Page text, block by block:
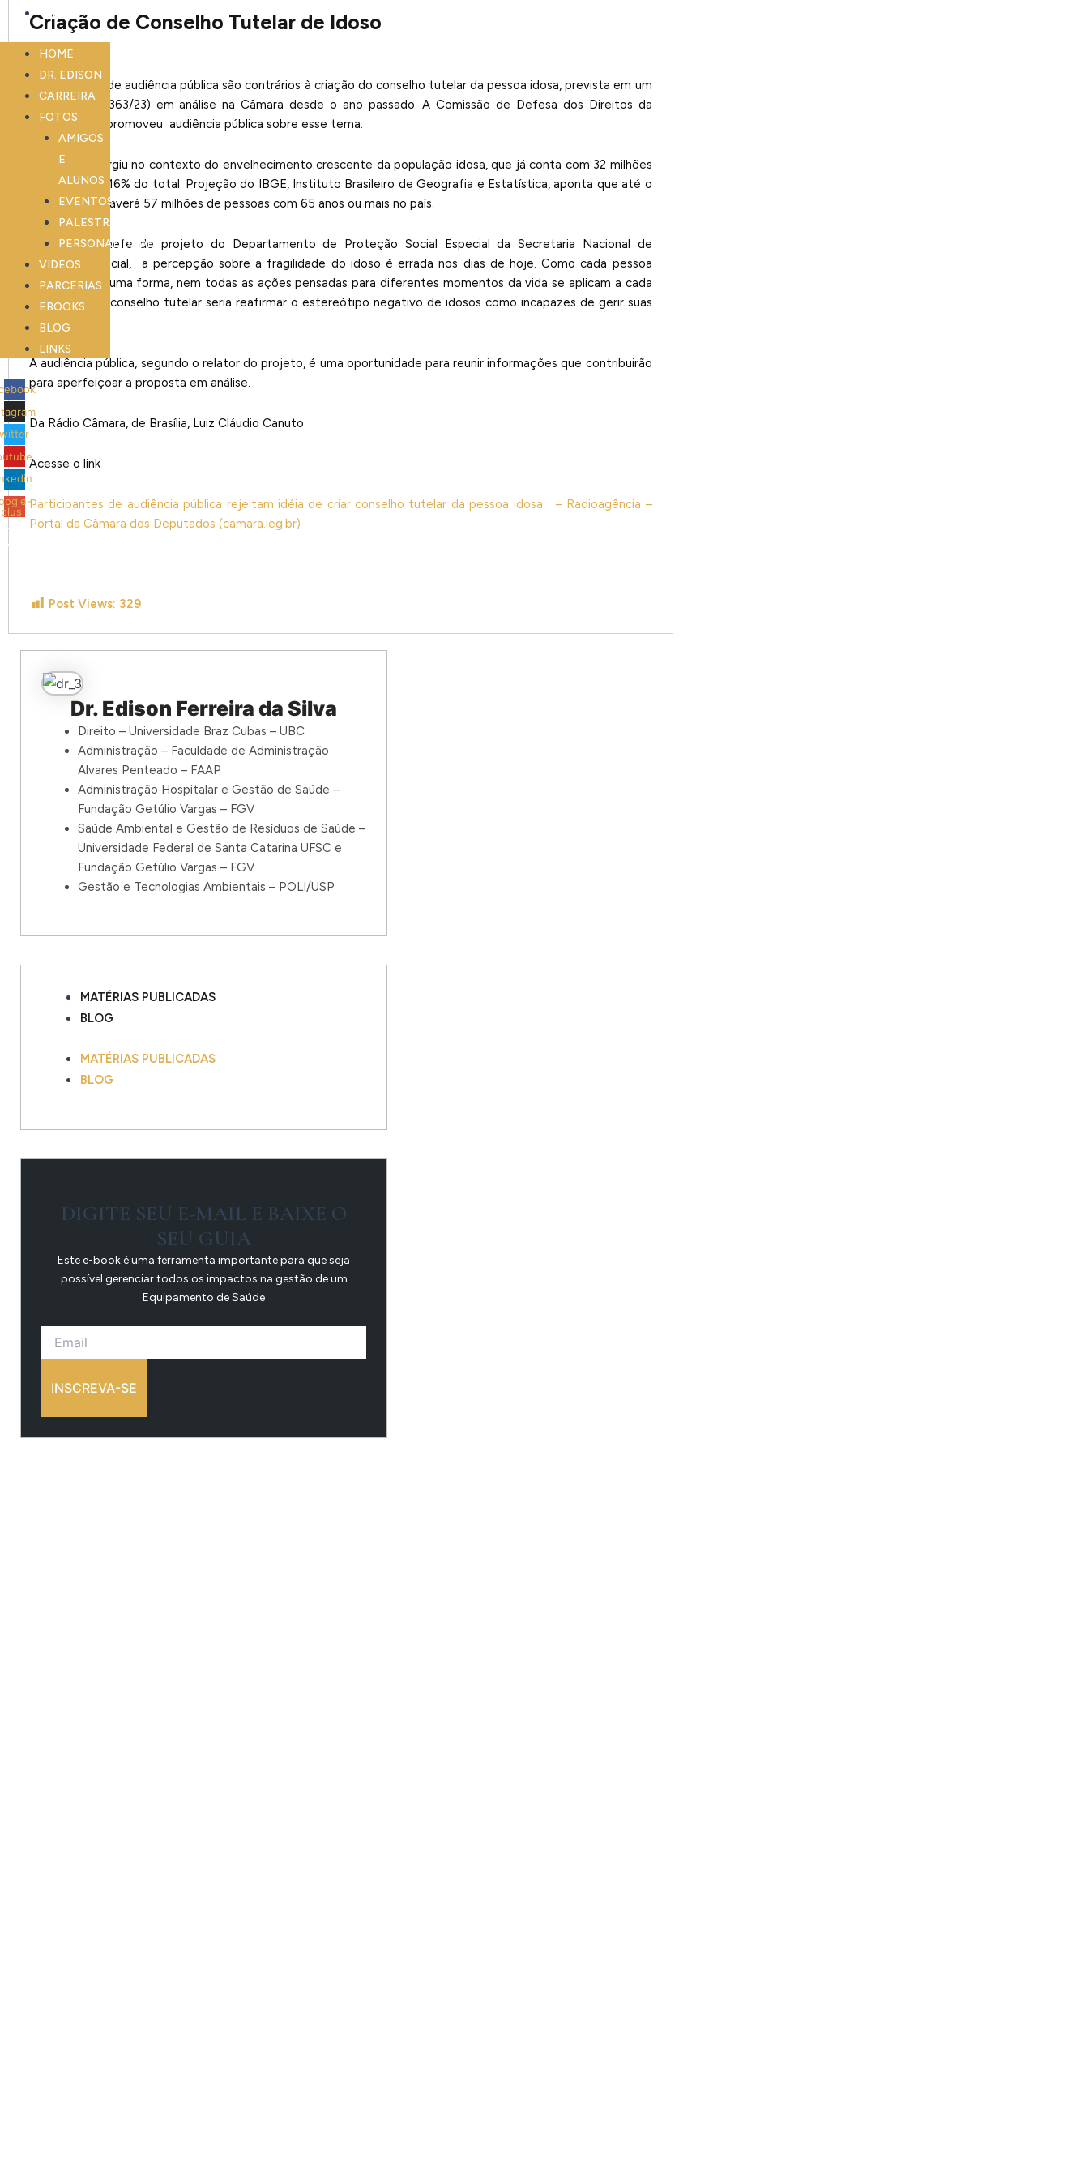
LINKS
HOME
DR. EDISON
CARREIRA
FOTOS
AMIGOS
E
ALUNOS
EVENTOS
PALESTRAS
PERSONALIDADE
VIDEOS
PARCERIAS
EBOOKS
BLOG
LINKS
plus
Criação de Conselho Tutelar de Idoso
Participantes de audiência pública são contrários à criação do conselho tutelar da pessoa idosa, prevista em um
projeto (PL 5363/23) em análise na Câmara desde o ano passado. A Comissão de Defesa dos Direitos da
Pessoa Idosa promoveu audiência pública sobre esse tema.
A proposta surgiu no contexto do envelhecimento crescente da população idosa, que já conta com 32 milhões
de brasileiros, 16% do total. Projeção do IBGE, Instituto Brasileiro de Geografia e Estatística, aponta que até o
ano de 2042 haverá 57 milhões de pessoas com 65 anos ou mais no país.
Segundo a chefe de projeto do Departamento de Proteção Social Especial da Secretaria Nacional de
Assistência Social, a percepção sobre a fragilidade do idoso é errada nos dias de hoje. Como cada pessoa
envelhece de uma forma, nem todas as ações pensadas para diferentes momentos da vida se aplicam a cada
um e criar um conselho tutelar seria reafirmar o estereótipo negativo de idosos como incapazes de gerir suas
próprias vidas.
A audiência pública, segundo o relator do projeto, é uma oportunidade para reunir informações que contribuirão
para aperfeiçoar a proposta em análise.
Da Rádio Câmara, de Brasília, Luiz Cláudio Canuto
Acesse o link
Participantes de audiência pública rejeitam idéia de criar conselho tutelar da pessoa idosa – Radioagência –
Portal da Câmara dos Deputados (camara.leg.br)
Post Views: 329
Dr. Edison Ferreira da Silva
Direito – Universidade Braz Cubas – UBC
Administração – Faculdade de Administração
Alvares Penteado – FAAP
Administração Hospitalar e Gestão de Saúde –
Fundação Getúlio Vargas – FGV
Saúde Ambiental e Gestão de Resíduos de Saúde –
Universidade Federal de Santa Catarina UFSC e
Fundação Getúlio Vargas – FGV
Gestão e Tecnologias Ambientais – POLI/USP
MATÉRIAS PUBLICADAS
BLOG
MATÉRIAS PUBLICADAS
BLOG
DIGITE SEU E-MAIL E BAIXE O
SEU GUIA
Este e-book é uma ferramenta importante para que seja
possível gerenciar todos os impactos na gestão de um
Equipamento de Saúde
INSCREVA-SE